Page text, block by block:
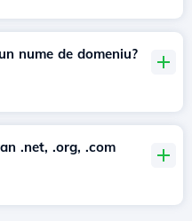
nume de domeniu?
.net, .org, .com